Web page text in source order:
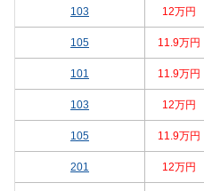
103 12万円
105 11.9万円
101 11.9万円
103 12万円
105 11.9万円
201 12万円